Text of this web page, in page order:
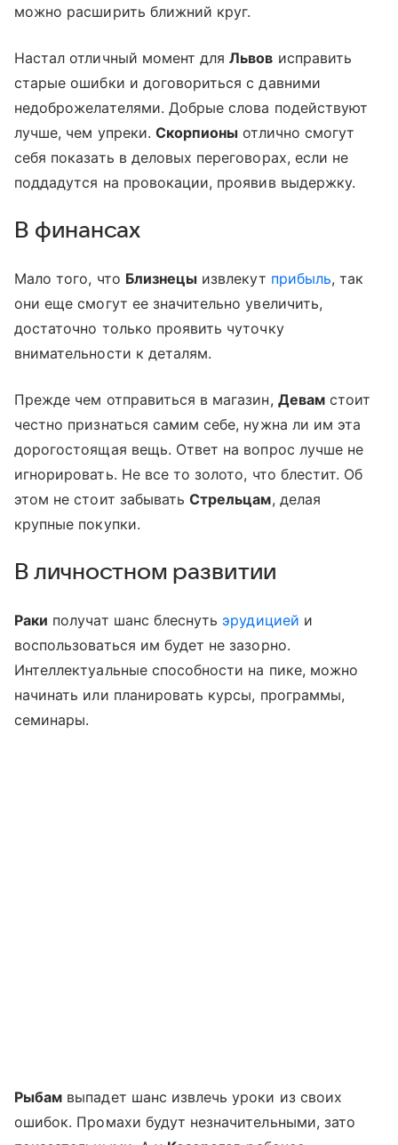
можно расширить ближний круг.
Настал отличный момент дляЛьвов исправить
старые ошибки и договориться с давними
недоброжелателями. Добрые слова подействуют
лучше, чем упреки. Скорпионы отлично смогут
себя показать в деловых переговорах, если не
поддадутся на провокации, проявив выдержку.
В финансах
Мало того, что Близнецы извлекут прибыль, так
они еще смогут ее значительно увеличить,
достаточно только проявить чуточку
внимательности к деталям.
Прежде чем отправиться в магазин, Девамстоит
честно признаться самим себе, нужна ли им эта
дорогостоящая вещь. Ответ на вопрос лучше не
игнорировать. Не все то золото, что блестит. Об
этом не стоит забыватьСтрельцам, делая
крупные покупки.
В личностном развитии
Раки получат шанс блеснуть эрудицией и
воспользоваться им будет не зазорно.
Интеллектуальные способности на пике, можно
начинать или планировать курсы, программы,
семинары.
Рыбам выпадет шанс извлечь уроки из своих
ошибок. Промахи будут незначительными, зато